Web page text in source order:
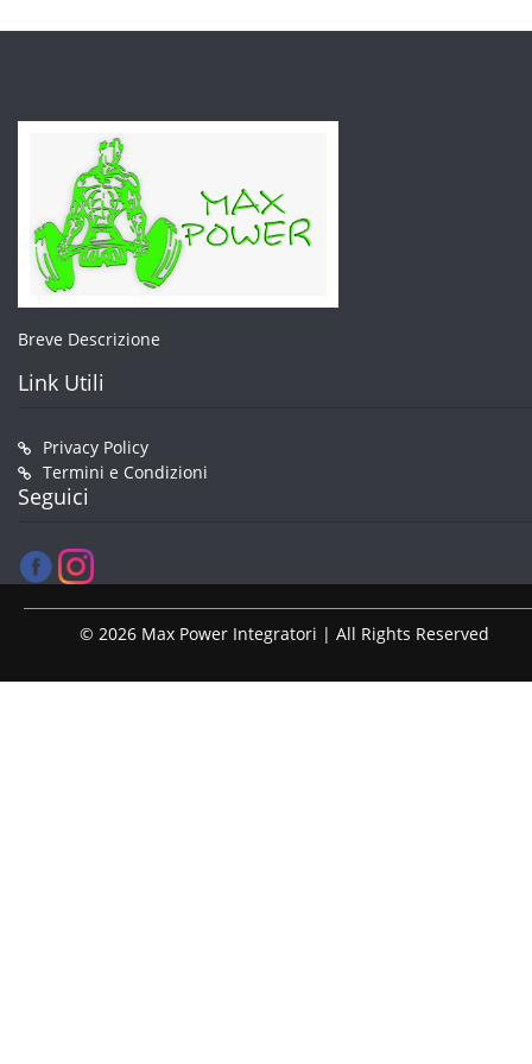
pagina
Breve Descrizione
Link Utili
Privacy Policy
Termini e Condizioni
Seguici
© 2026 Max Power Integratori | All Rights Reserved